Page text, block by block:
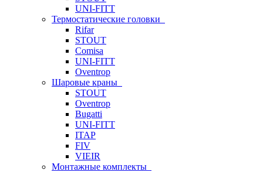
UNI-FITT
Термостатические головки
Rifar
STOUT
Comisa
UNI-FITT
Oventrop
Шаровые краны
STOUT
Oventrop
Bugatti
UNI-FITT
ITAP
FIV
VIEIR
Монтажные комплекты